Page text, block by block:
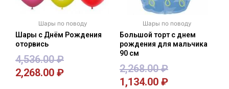
Шары по поводу
Шары с Днём Рождения
оторвись
4,536.00₽
2,268.00 ₽
Шары по поводу
Большой торт с днем
рождения для мальчика
90 см
2,268.00₽
1,134.00 ₽